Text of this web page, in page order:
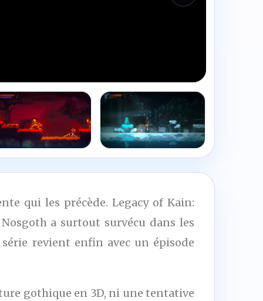
qui les précède. Legacy of Kain:
a surtout survécu dans les
revient enfin avec un épisode
gothique en 3D, ni une tentative